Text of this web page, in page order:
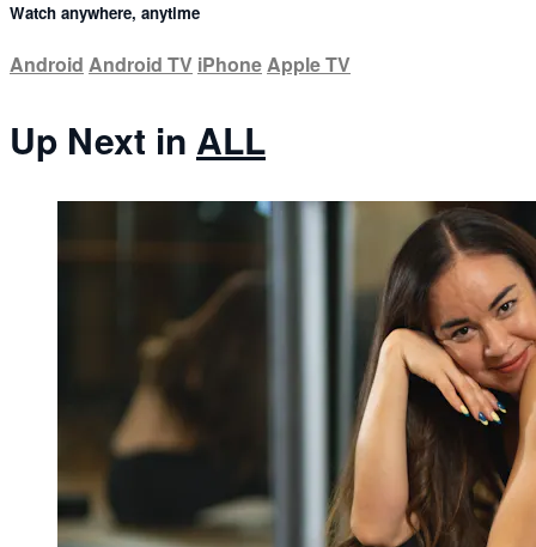
Watch anywhere, anytime
Android Android TV iPhoneApple TV
Up Next in ALL